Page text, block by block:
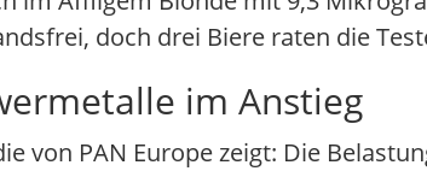
doch drei Biere raten die
im Anstieg
von PAN Europe zeigt: Die